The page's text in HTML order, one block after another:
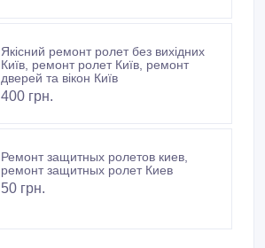
Якісний ремонт ролет без вихідних
Київ, ремонт ролет Київ, ремонт
дверей та вікон Київ
400 грн.
Ремонт защитных ролетов киев,
ремонт защитных ролет Киев
50 грн.